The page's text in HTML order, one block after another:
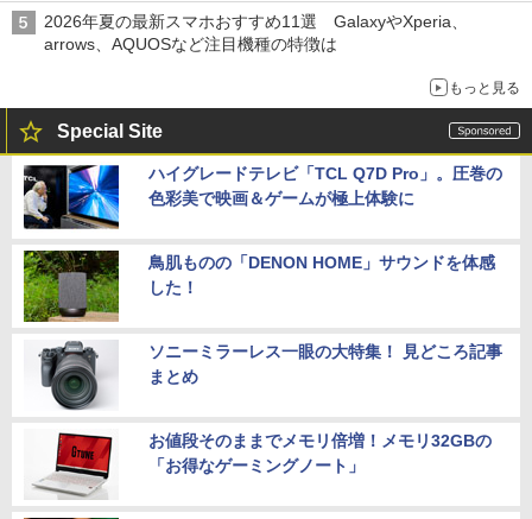
2026年夏の最新スマホおすすめ11選 GalaxyやXperia、
arrows、AQUOSなど注目機種の特徴は
もっと見る
Special Site
ハイグレードテレビ「TCL Q7D Pro」。圧巻の
色彩美で映画＆ゲームが極上体験に
鳥肌ものの「DENON HOME」サウンドを体感
した！
ソニーミラーレス一眼の大特集！ 見どころ記事
まとめ
お値段そのままでメモリ倍増！メモリ32GBの
「お得なゲーミングノート」